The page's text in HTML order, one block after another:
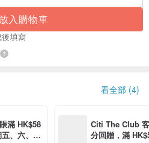
放入購物車
後填寫
看全部 (4)
滿 HK$58
、六、日
Citi The Club
分回贈，滿